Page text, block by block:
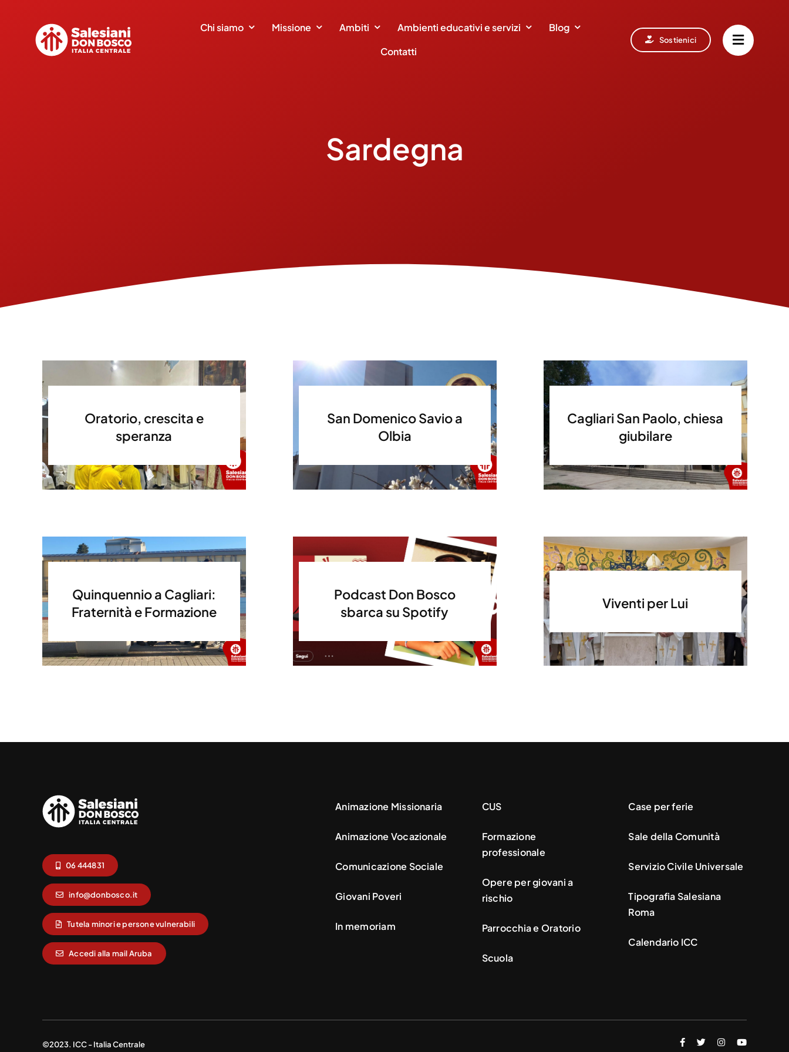
contenuto
Chi siamo Missione Ambiti Ambienti educativi e servizi
Blog
Contatti
Sostienici
Sardegna
Oratorio, crescita e
speranza
San Domenico Savio a
Olbia
Cagliari San Paolo, chiesa
giubilare
Quinquennio a Cagliari:
Fraternità e Formazione
Podcast Don Bosco
sbarca su Spotify
Viventi per Lui
06 444831
info@donbosco.it
Tutela minori e persone vulnerabili
Accedi alla mail Aruba
Animazione Missionaria
Animazione Vocazionale
Comunicazione Sociale
Giovani Poveri
In memoriam
CUS
Formazione
professionale
Opere per giovani a
rischio
Parrocchia e Oratorio
Scuola
Case per ferie
Sale della Comunità
Servizio Civile Universale
Tipografia Salesiana
Roma
Calendario ICC
©2023. ICC - Italia Centrale